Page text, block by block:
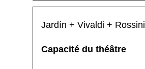
Jardín + Vivaldi + Rossini